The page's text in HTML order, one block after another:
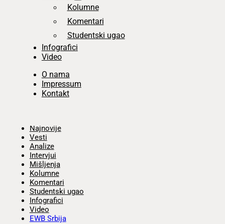
Kolumne
Komentari
Studentski ugao
Infografici
Video
O nama
Impressum
Kontakt
Najnovije
Vesti
Analize
Intervjui
Mišljenja
Kolumne
Komentari
Studentski ugao
Infografici
Video
EWB Srbija